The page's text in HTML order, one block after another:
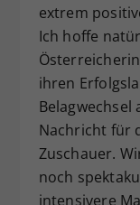
extrem
Ich hoffe
ihren
Belagwechsel
Nachricht für
Zuschauer.
noch
intensivere